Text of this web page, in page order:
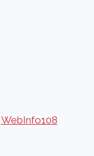
WebInfo108